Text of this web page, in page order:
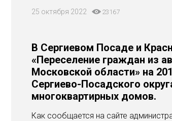
25 октября 2022 23167
В Сергиевом Посаде и
«Переселение граждан из
Московской области» на
Сергиево-Посадского
многоквартирных домов.
Как сообщается на сайте